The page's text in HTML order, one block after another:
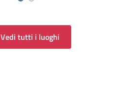
Vedi tutti i luoghi